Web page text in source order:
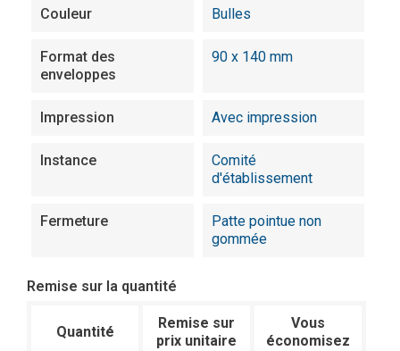
Couleur Bulles
Format des
enveloppes
90 x 140 mm
Impression Avec impression
Instance
Comité
d'établissement
Fermeture
Patte pointue non
gommée
Remise sur la quantité
Quantité
Remise sur
prix unitaire
Vous
économisez